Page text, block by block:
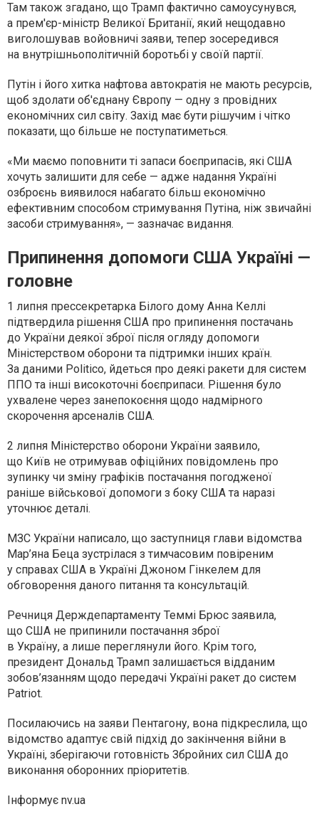
Там також згадано, що Трамп фактично самоусунувся,
а прем'єр-міністр Великої Британії, який нещодавно
виголошував войовничі заяви, тепер зосередився
на внутрішньополітичній боротьбі у своїй партії.
Путін і його хитка нафтова автократія не мають ресурсів,
щоб здолати об'єднану Європу — одну з провідних
економічних сил світу. Захід має бути рішучим і чітко
показати, що більше не поступатиметься.
«Ми маємо поповнити ті запаси боєприпасів, які США
хочуть залишити для себе — адже надання Україні
озброєнь виявилося набагато більш економічно
ефективним способом стримування Путіна, ніж звичайні
засоби стримування», — зазначає видання.
Припинення допомоги США Україні —
головне
1 липня прессекретарка Білого дому Анна Келлі
підтвердила рішення США про припинення постачань
до України деякої зброї після огляду допомоги
Міністерством оборони та підтримки інших країн.
За даними Politico, йдеться про деякі ракети для систем
ППО та інші високоточні боєприпаси. Рішення було
ухвалене через занепокоєння щодо надмірного
скорочення арсеналів США.
2 липня Міністерство оборони України заявило,
що Київ не отримував офіційних повідомлень про
зупинку чи зміну графіків постачання погодженої
раніше військової допомоги з боку США та наразі
уточнює деталі.
МЗС України написало, що заступниця глави відомства
Мар’яна Беца зустрілася з тимчасовим повіреним
у справах США в Україні Джоном Гінкелем для
обговорення даного питання та консультацій.
Речниця Держдепартаменту Теммі Брюс заявила,
що США не припинили постачання зброї
в Україну, а лише переглянули його. Крім того,
президент Дональд Трамп залишається відданим
зобов’язанням щодо передачі Україні ракет до систем
Patriot.
Посилаючись на заяви Пентагону, вона підкреслила, що
відомство адаптує свій підхід до закінчення війни в
Україні, зберігаючи готовність Збройних сил США до
виконання оборонних пріоритетів.
Інформує nv.ua